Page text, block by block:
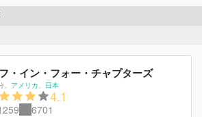
・イン・フォー・チャプターズ
アメリカ 日本
4.1
6701